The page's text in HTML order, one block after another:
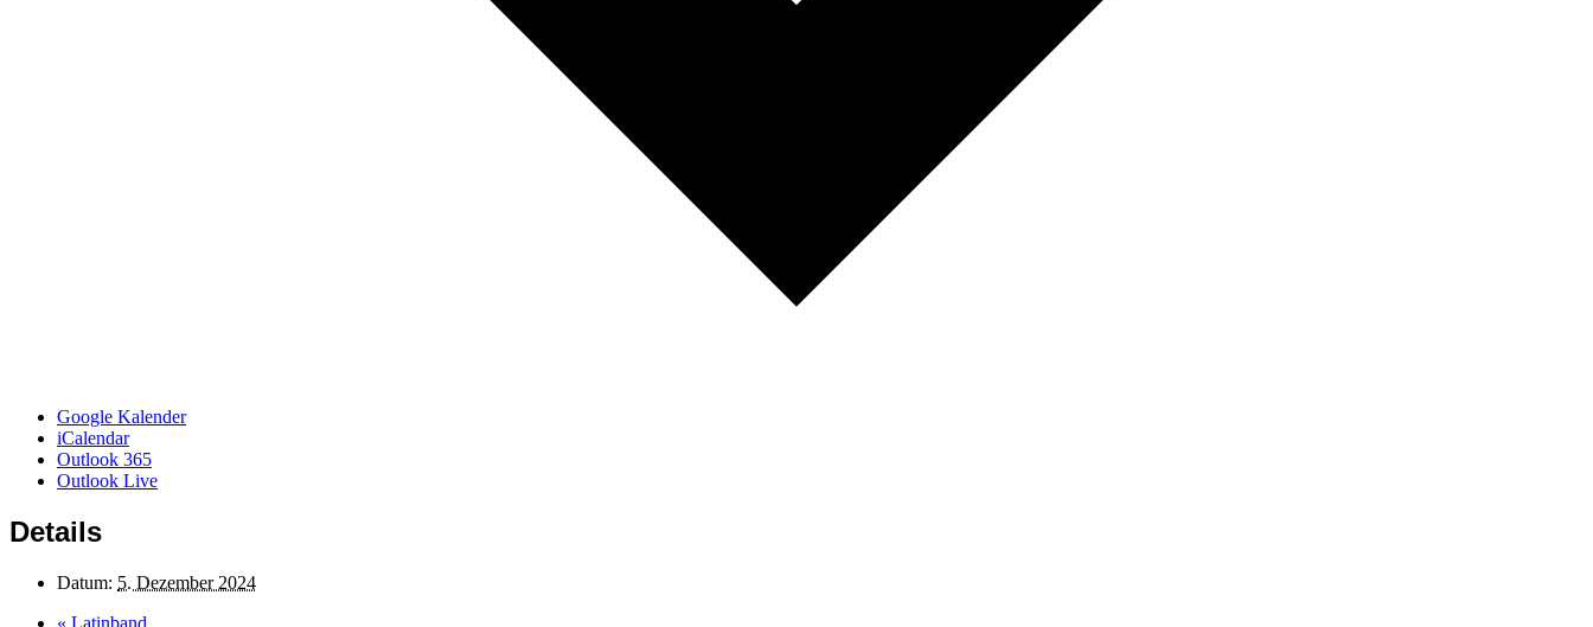
Google Kalender
iCalendar
Outlook 365
Outlook Live
Details
Datum: 5. Dezember 2024
« Latinband